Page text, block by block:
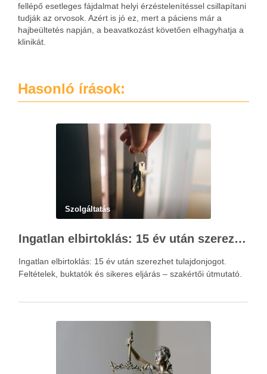
fellépő esetleges fájdalmat helyi érzéstelenítéssel csillapítani
tudják az orvosok. Azért is jó ez, mert a páciens már a
hajbeültetés napján, a beavatkozást követően elhagyhatja a
klinikát.
Hasonló írások:
Szolgáltatás
Ingatlan elbirtoklás: 15 év után szerezhet tulajdonjogot – szakértői útmutató
Ingatlan elbirtoklás: 15 év után szerezhet tulajdonjogot.
Feltételek, buktatók és sikeres eljárás – szakértői útmutató.